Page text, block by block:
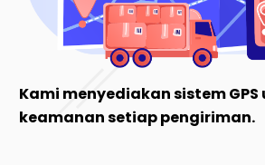
Kami menyediakan sistem
keamanan setiap pengiriman.